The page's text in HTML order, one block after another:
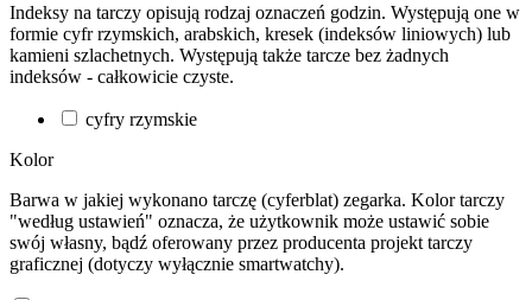
Indeksy na tarczy opisują rodzaj oznaczeń godzin. Występują one w
formie cyfr rzymskich, arabskich, kresek (indeksów liniowych) lub
kamieni szlachetnych. Występują także tarcze bez żadnych
indeksów - całkowicie czyste.
cyfry rzymskie
Kolor
Barwa w jakiej wykonano tarczę (cyferblat) zegarka. Kolor tarczy
"według ustawień" oznacza, że użytkownik może ustawić sobie
swój własny, bądź oferowany przez producenta projekt tarczy
graficznej (dotyczy wyłącznie smartwatchy).